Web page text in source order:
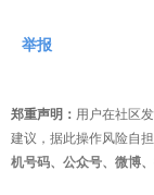
举报
郑重声明： 用户在社区
建议，据此操作风险自担
机号码、公众号、微博